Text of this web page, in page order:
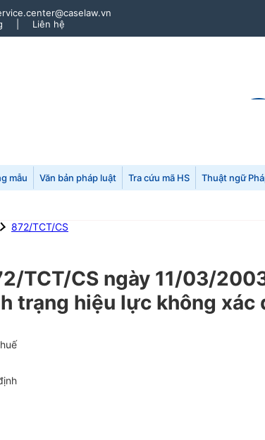
Liên hệ
mẫu Văn bản pháp luật Tra cứu mã HS Thuật ngữ
872/TCT/CS
TCT/CS ngày 11/03/
trạng hiệu lực không xác